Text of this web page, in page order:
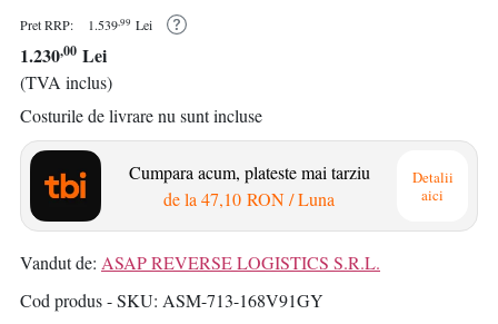
Pret RRP: 1.539,99 Lei
1.230,00 Lei
(TVA inclus)
Costurile de livrare nu sunt incluse
Cumpara acum, plateste mai tarziu
de la 47,10 RON/ Luna
Detalii
aici
Vandut de: ASAP REVERSE LOGISTICS S.R.L.
Cod produs - SKU ASM-713-168V91GY